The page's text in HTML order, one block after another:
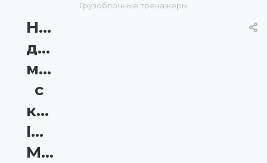
Грузоблочные тренажеры
Независимая
дельта-
машина
с
консолью
ITC2
Matrix